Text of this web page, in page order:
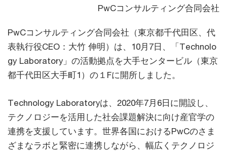
PwCコンサルティング合同会社
PwCコンサルティング合同会社（東京都千代田区、代
表執行役CEO：大竹 伸明）は、10月7日、「Technolo
gy Laboratory」の活動拠点を大手センタービル（東京
都千代田区大手町1）の１Fに開所しました。
Technology Laboratoryは、2020年7月6日に開設し、
テクノロジーを活用した社会課題解決に向け産官学の
連携を支援しています。世界各国におけるPwCのさま
ざまなラボと緊密に連携しながら、幅広くテクノロジ